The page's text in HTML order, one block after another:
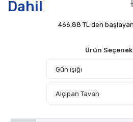
Dahil
466,88 TL den
Ürün